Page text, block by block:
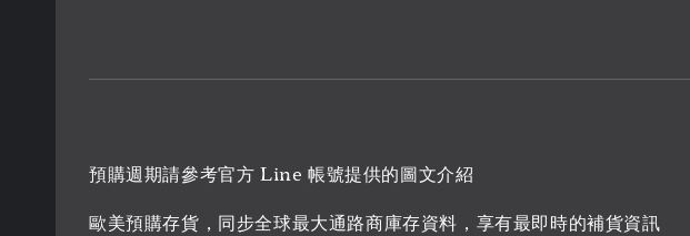
預購週期請參考官方 Line 帳號提供的圖文介紹
歐美預購存貨，同步全球最大通路商庫存資料，享有最即時的補貨資訊